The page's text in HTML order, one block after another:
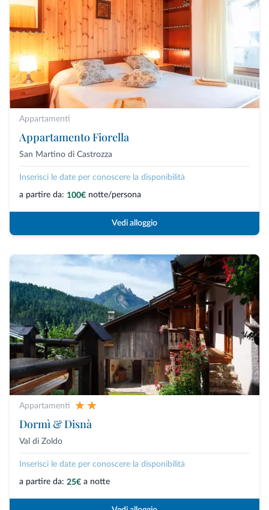
Appartamenti
Appartamento Fiorella
San Martino di Castrozza
Inserisci le date per conoscere la disponibilità
a partire da: 100€ notte/persona
Vedi alloggio
Appartamenti
Dormì & Disnà
Val di Zoldo
Inserisci le date per conoscere la disponibilità
a partire da: 25€ a notte